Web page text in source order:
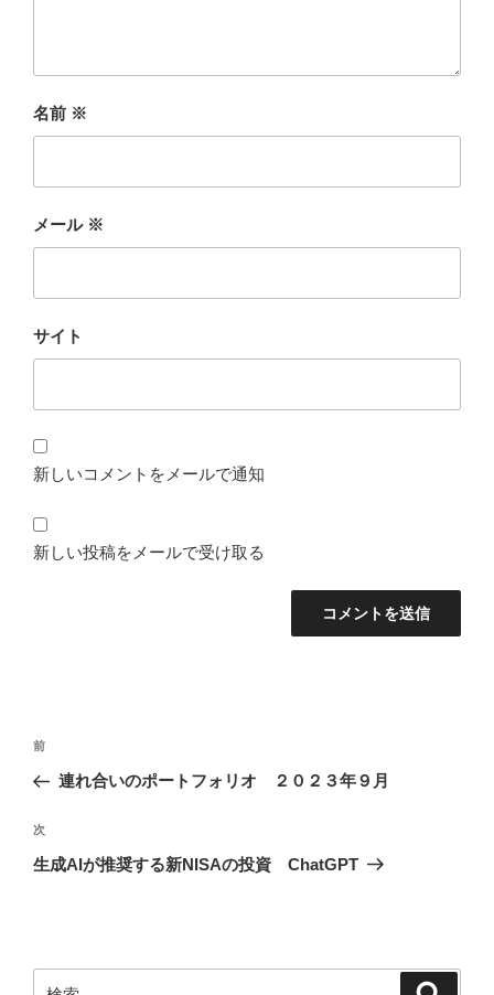
名前 ※
メール ※
サイト
新しいコメントをメールで通知
新しい投稿をメールで受け取る
投
ナ
ビ
ゲ
ン
前
の
稿
前
連れ合いのポートフォリオ ２０２３年９月
次
の
次
生成AIが推奨する新NISAの投資 ChatGPT